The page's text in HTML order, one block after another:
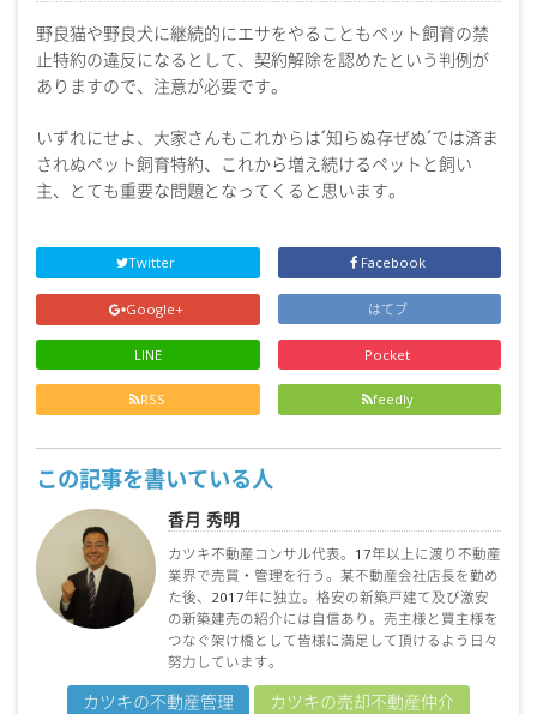
野良猫や野良犬に継続的にエサをやることもペット飼育の禁
止特約の違反になるとして、契約解除を認めたという判例が
ありますので、注意が必要です。
いずれにせよ、大家さんもこれからは´知らぬ存ぜぬ´では済ま
されぬペット飼育特約、これから増え続けるペットと飼い
主、とても重要な問題となってくると思います。
Twitter Facebook
Google+ はてブ
LINE Pocket
RSS feedly
この記事を書いている人
香月 秀明
カツキ不動産コンサル代表。17年以上に渡り不動産
業界で売買・管理を行う。某不動産会社店長を勤め
た後、2017年に独立。格安の新築戸建て及び激安
の新築建売の紹介には自信あり。売主様と買主様を
つなぐ架け橋として皆様に満足して頂けるよう日々
努力しています。
カツキの不動産管理 カツキの売却不動産仲介